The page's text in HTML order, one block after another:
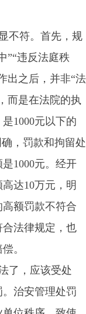
不符。首先，规
”“违反法庭秩
出之后，并非“法
而是在法院的执
1000元以下的
，罚款和拘留处
1000元。经开
达10万元，明
额罚款不符合
法律规定，也
。
了，应该受处
治安管理处罚